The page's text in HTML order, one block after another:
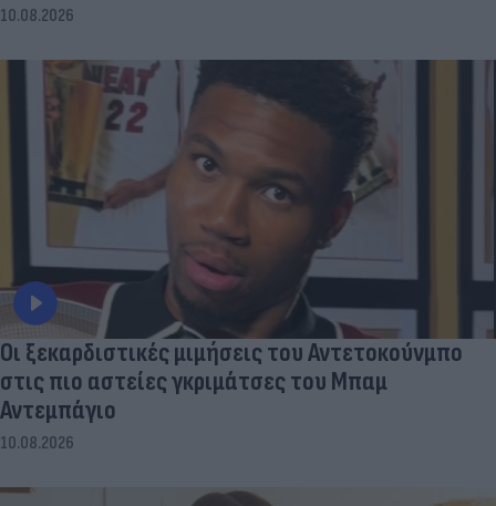
10.08.2026
Οι ξεκαρδιστικές μιμήσεις του Αντετοκούνμπο
στις πιο αστείες γκριμάτσες του Μπαμ
Αντεμπάγιο
10.08.2026